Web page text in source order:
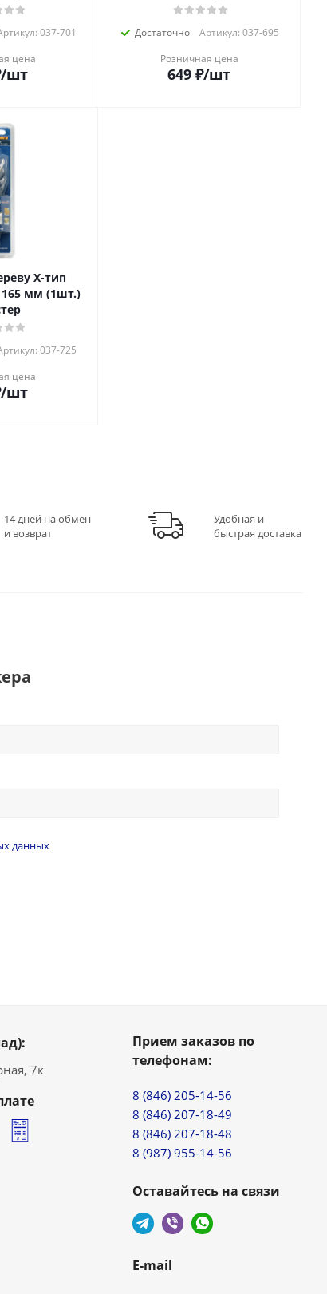
037-701
цена
/шт
Достаточно
Артикул: 037-695
Розничная цена
649 ₽/шт
Х-тип
мм (1шт.)
037-725
цена
/шт
14 дней на обмен
и возврат
Удобная и
быстрая доставка
данных
7к
Прием заказов по
телефонам:
8 (846) 205-14-56
8 (846) 207-18-49
8 (846) 207-18-48
8 (987) 955-14-56
Оставайтесь на связи
E-mail